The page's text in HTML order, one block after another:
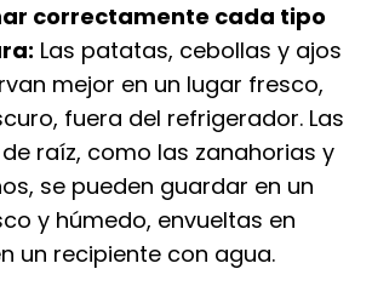
correctamente cada tipo
Las patatas, cebollas y ajos
mejor en un lugar fresco,
fuera del refrigerador. Las
raíz, como las zanahorias y
se pueden guardar en un
y húmedo, envueltas en
un recipiente con agua.